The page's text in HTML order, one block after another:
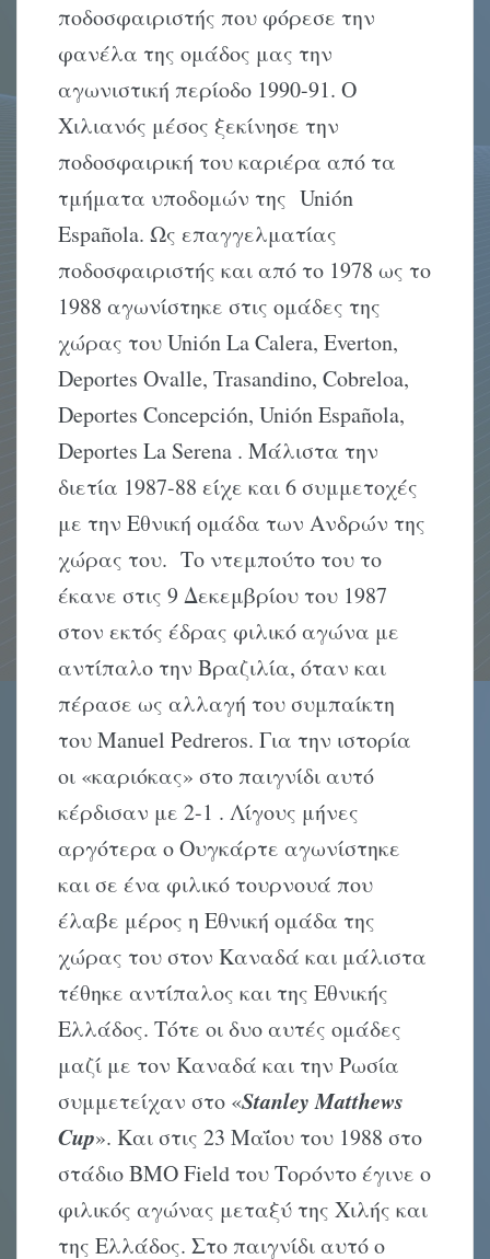
ποδοσφαιριστής που φόρεσε την
φανέλα της ομάδος μας την
αγωνιστική περίοδο 1990-91. Ο
Χιλιανός μέσος ξεκίνησε την
ποδοσφαιρική του καριέρα από τα
τμήματα υποδομών της Unión
Española. Ως επαγγελματίας
ποδοσφαιριστής και από το 1978 ως το
1988 αγωνίστηκε στις ομάδες της
χώρας του Unión La Calera, Everton,
Deportes Ovalle, Trasandino, Cobreloa,
Deportes Concepción, Unión Española,
Deportes La Serena . Μάλιστα την
διετία 1987-88 είχε και 6 συμμετοχές
με την Εθνική ομάδα των Ανδρών της
χώρας του. Το ντεμπούτο του το
έκανε στις 9 Δεκεμβρίου του 1987
στον εκτός έδρας φιλικό αγώνα με
αντίπαλο την Βραζιλία, όταν και
πέρασε ως αλλαγή του συμπαίκτη
του Manuel Pedreros. Για την ιστορία
οι «καριόκας» στο παιγνίδι αυτό
κέρδισαν με 2-1 . Λίγους μήνες
αργότερα ο Ουγκάρτε αγωνίστηκε
και σε ένα φιλικό τουρνουά που
έλαβε μέρος η Εθνική ομάδα της
χώρας του στον Καναδά και μάλιστα
τέθηκε αντίπαλος και της Εθνικής
Ελλάδος. Τότε οι δυο αυτές ομάδες
μαζί με τον Καναδά και την Ρωσία
συμμετείχαν στο «Stanley Matthews
Cup». Και στις 23 Μαΐου του 1988 στο
στάδιο BMO Field του Τορόντο έγινε ο
φιλικός αγώνας μεταξύ της Χιλής και
της Ελλάδος. Στο παιγνίδι αυτό ο